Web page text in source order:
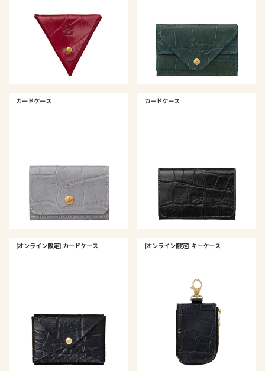
カードケース カードケース
[オンライン限定] カードケース [オンライン限定] キーケース